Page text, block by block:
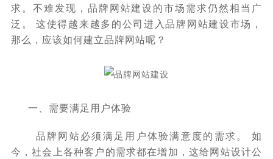
求。不难发现，品牌网站建设的市场需求仍然相当广
泛。 这使得越来越多的公司进入品牌网站建设市场，
那么，应该如何建立品牌网站呢？
一、需要满足用户体验
品牌网站必须满足用户体验满意度的需求。 如
今，社会上各种客户的需求都在增加，这给网站设计公